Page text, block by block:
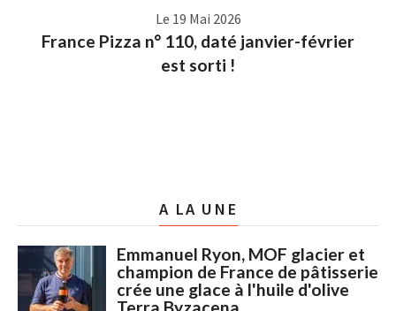
Le 19 Mai 2026
France Pizza n° 110, daté janvier-février
est sorti !
A LA UNE
Emmanuel Ryon, MOF glacier et
champion de France de pâtisserie
crée une glace à l'huile d'olive
Terra Byzacena